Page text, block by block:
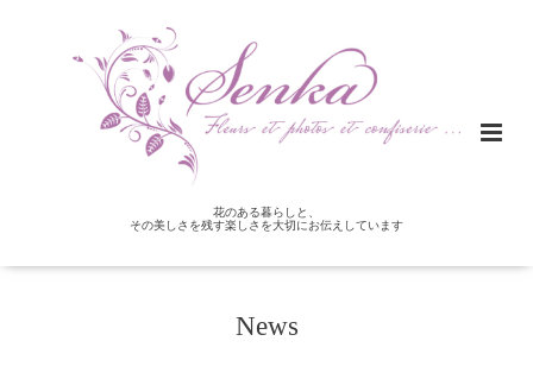
花のある暮らしと、
その美しさを残す楽しさを大切にお伝えしています
News